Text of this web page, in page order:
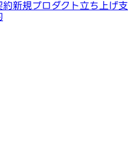
約新規プロダクト立ち上げ支